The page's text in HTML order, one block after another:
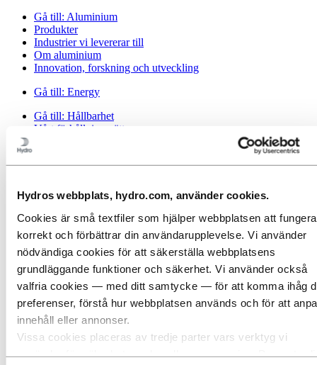
Hydros webbplats, hydro.com, använder cookies.
Cookies är små textfiler som hjälper webbplatsen att fungera
korrekt och förbättrar din användarupplevelse. Vi använder
nödvändiga cookies för att säkerställa webbplatsens
grundläggande funktioner och säkerhet. Vi använder också
valfria cookies — med ditt samtycke — för att komma ihåg
preferenser, förstå hur webbplatsen används och för att
innehåll eller annonser.
Vissa cookies placeras av tredje parter vars verktyg vi
Gå till: Aluminium
Produkter
Industrier vi levererar till
Om aluminium
Innovation, forskning och utveckling
Gå till: Energy
Gå till: Hållbarhet
Vårt förhållningssätt
Verksamhet i den brasilianska Amazonasregionen
Karriär
Jobbmöjligheter
Studenter och akademiker
Livet på Hydro
Karriärområden
Möt våra medarbetare
Rekryteringsresa
Kontakt och vanliga frågor
Gå till:Investerare
Gå till:Media
Mediakontakter